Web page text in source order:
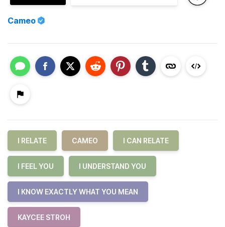
Cameo
I RELATE CAMEO I CAN RELATE
I FEEL YOU I UNDERSTAND YOU
I KNOW EXACTLY WHAT YOU MEAN
KAYCEE STROH